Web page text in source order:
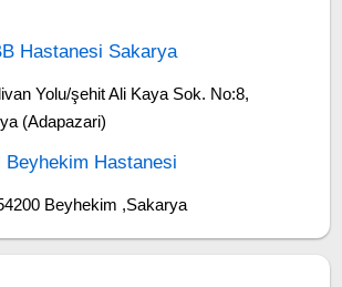
Hastanesi Sakarya
Yolu/şehit Ali Kaya Sok. No:8,
(Adapazari)
Beyhekim Hastanesi
Beyhekim ,Sakarya